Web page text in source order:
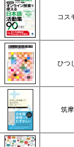
コス
ひつ
筑